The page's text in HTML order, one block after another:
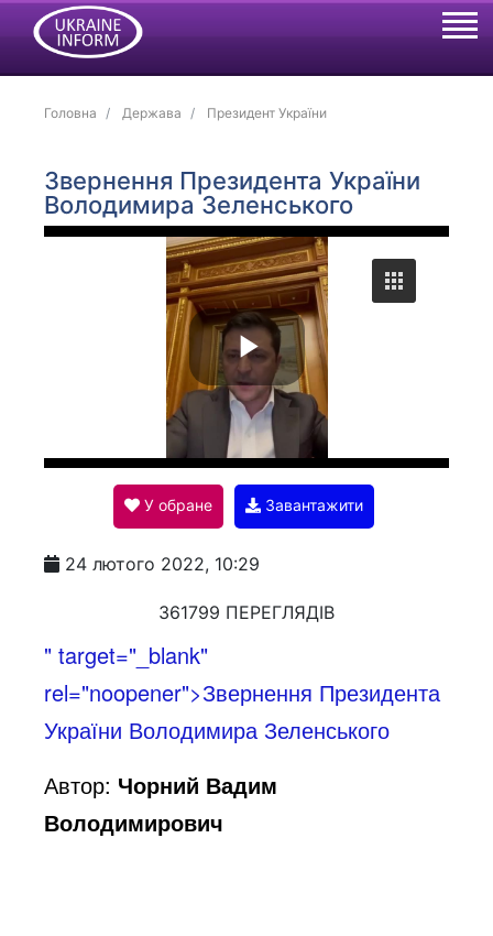
Головна Держава Президент України
Звернення Президента України
Володимира Зеленського
P
l
a
y
V
i
У обране Завантажити
24 лютого 2022, 10:29
361799 ПЕРЕГЛЯДІВ
" target="_blank"
rel="noopener">Звернення Президента
України Володимира Зеленського
Автор: Чорний Вадим
Володимирович